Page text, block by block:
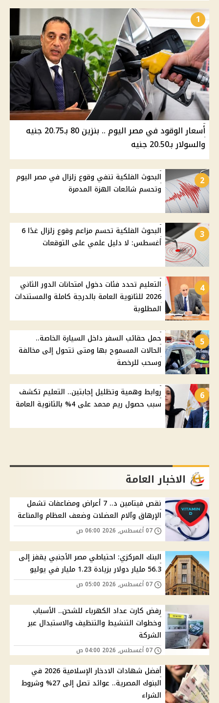
1
أسعار الوقود في مصر اليوم .. بنزين 80 بـ20.75 جنيه
والسولار بـ20.50 جنيه
2
البحوث الفلكية تنفي وقوع زلزال في مصر اليوم
وتحسم شائعات الهزة المدمرة
3
البحوث الفلكية تحسم مزاعم وقوع زلزال غدًا 6
أغسطس: لا دليل علمي على التوقعات
4
التعليم تحدد فئات دخول امتحانات الدور الثاني
2026 للثانوية العامة بالدرجة كاملة والمستندات
المطلوبة
5
حمل حقائب السفر داخل السيارة الخاصة..
الحالات المسموح بها ومتى تتحول إلى مخالفة
وسحب للرخصة
6
روابط وهمية وتظليل إجابتين.. التعليم تكشف
سبب حصول ريم محمد على 4% بالثانوية العامة
الاخبار العامة
نقص فيتامين د.. 7 أعراض ومضاعفات تشمل
الإرهاق وآلام العضلات وضعف العظام والمناعة
البنك المركزي: احتياطي مصر الأجنبي يقفز إلى
56.3 مليار دولار بزيادة 1.23 مليار في يوليو
رفض كارت عداد الكهرباء للشحن.. الأسباب
وخطوات التنشيط والتنظيف والاستبدال عبر
الشركة
أفضل شهادات الادخار الإسلامية 2026 في
البنوك المصرية.. عوائد تصل إلى 27% وشروط
الشراء